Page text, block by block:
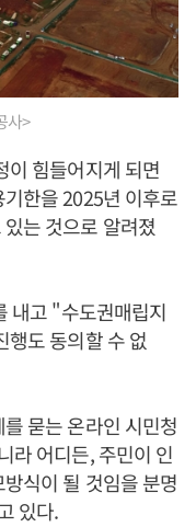
사>
이 힘들어지게 되면
한을 2025년 이후로
는 것으로 알려졌
내고 "수도권매립지
행도 동의할 수 없
묻는 온라인 시민청
라 어디든, 주민이 인
식이 될 것임을 분명
있다.